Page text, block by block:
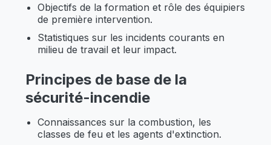
Objectifs de la formation et rôle des équipiers
de première intervention.
Statistiques sur les incidents courants en
milieu de travail et leur impact.
Principes de base de la
sécurité-incendie
Connaissances sur la combustion, les
classes de feu et les agents d'extinction.